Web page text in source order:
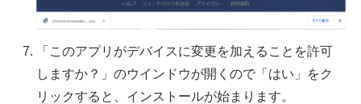
「このアプリがデバイスに変更を加えることを許可
しますか？」のウインドウが開くので「はい」をク
リックすると、インストールが始まります。